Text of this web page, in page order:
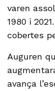
varen
1980 i
cobertes
Auguren
avança